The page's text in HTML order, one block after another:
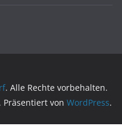
. Alle Rechte vorbehalten.
Präsentiert von WordPress.